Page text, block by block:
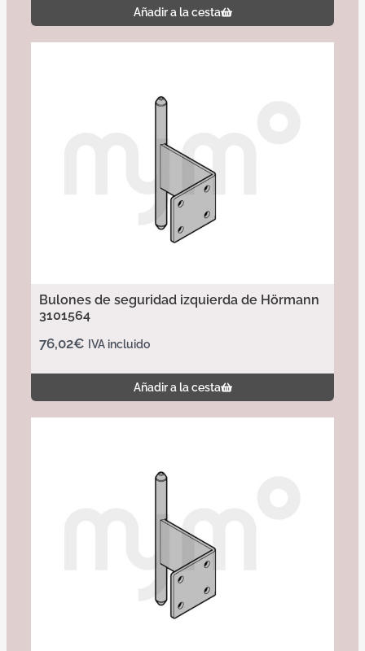
Añadir a la cesta
Bulones de seguridad izquierda de Hörmann
3101564
76,02€ IVA incluido
Añadir a la cesta